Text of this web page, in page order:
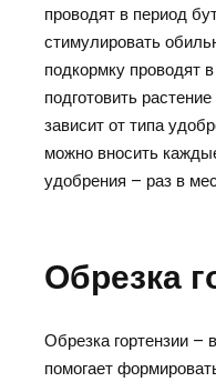
проводят в период
стимулировать
подкормку проводят
подготовить
зависит от типа
можно вносить
удобрения – раз в
Обрезка
Обрезка гортензии –
помогает